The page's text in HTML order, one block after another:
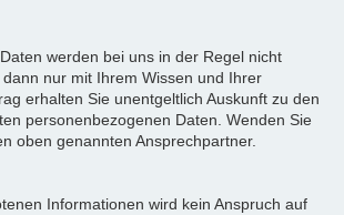
werden bei uns in der Regel nicht
nur mit Ihrem Wissen und Ihrer
erhalten Sie unentgeltlich Auskunft zu den
personenbezogenen Daten. Wenden Sie
oben genannten Ansprechpartner.
Informationen wird kein Anspruch auf